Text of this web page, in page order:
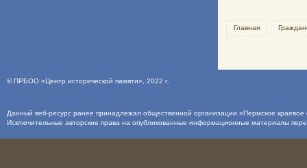
Главная
©ПРБОО «Центр исторической памяти» , 2022 г.
Данный веб-ресурс ранее принадлежал общественной организации «Пермское
Исключительные авторские права на опубликованные информационные материалы